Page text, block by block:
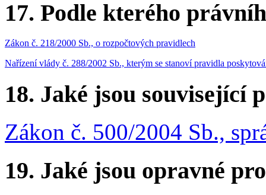
17. Podle kterého
Zákon č. 218/2000 Sb., o rozpočtových pravidlech
Nařízení vlády č. 288/2002 Sb., kterým se stanoví pravidla
18. Jaké jsou související
Zákon č. 500/2004 Sb.,
19. Jaké jsou opravné